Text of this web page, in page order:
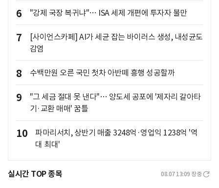
6 "강제 국장 복귀냐"… ISA 세제 개편에 투자자 불만
7
[사이언스카페] AI가 세균 잡는 바이러스 생성, 내성균도
감염
8 수백만원 오른 국민 첫차 아반떼 흥행 성공할까
9
"그 세금 절대 못 낸다"… 양도세 공포에 '제자리 갈아타
기·교환 매매' 꿈틀
10
파마리서치, 상반기 매출 3248억·영업익 1238억 '역
대 최대'
실시간 TOP 종목 08.07 13:09 장중